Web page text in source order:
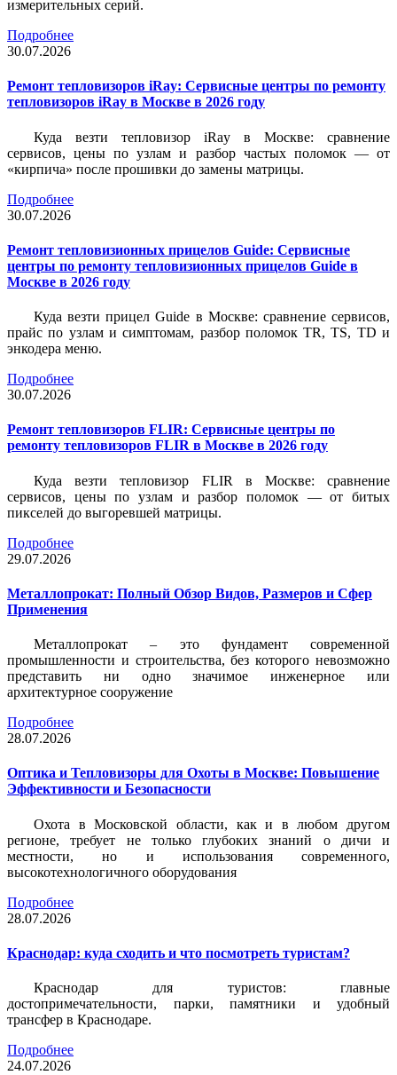
измерительных серий.
Подробнее
30.07.2026
Ремонт тепловизоров iRay: Сервисные центры по ремонту
тепловизоров iRay в Москве в 2026 году
Куда везти тепловизор iRay в Москве: сравнение
сервисов, цены по узлам и разбор частых поломок — от
«кирпича» после прошивки до замены матрицы.
Подробнее
30.07.2026
Ремонт тепловизионных прицелов Guide: Сервисные
центры по ремонту тепловизионных прицелов Guide в
Москве в 2026 году
Куда везти прицел Guide в Москве: сравнение сервисов,
прайс по узлам и симптомам, разбор поломок TR, TS, TD и
энкодера меню.
Подробнее
30.07.2026
Ремонт тепловизоров FLIR: Сервисные центры по
ремонту тепловизоров FLIR в Москве в 2026 году
Куда везти тепловизор FLIR в Москве: сравнение
сервисов, цены по узлам и разбор поломок — от битых
пикселей до выгоревшей матрицы.
Подробнее
29.07.2026
Металлопрокат: Полный Обзор Видов, Размеров и Сфер
Применения
Металлопрокат – это фундамент современной
промышленности и строительства, без которого невозможно
представить ни одно значимое инженерное или
архитектурное сооружение
Подробнее
28.07.2026
Оптика и Тепловизоры для Охоты в Москве: Повышение
Эффективности и Безопасности
Охота в Московской области, как и в любом другом
регионе, требует не только глубоких знаний о дичи и
местности, но и использования современного,
высокотехнологичного оборудования
Подробнее
28.07.2026
Краснодар: куда сходить и что посмотреть туристам?
Краснодар для туристов: главные
достопримечательности, парки, памятники и удобный
трансфер в Краснодаре.
Подробнее
24.07.2026